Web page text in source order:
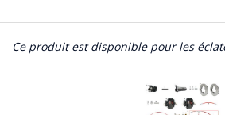
Ce produit est disponible pour les